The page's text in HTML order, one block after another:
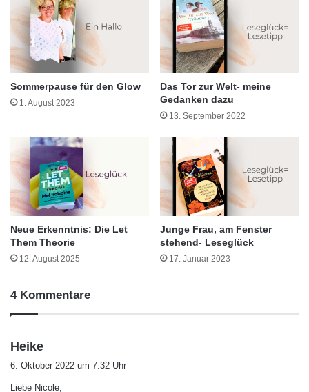
Sommerpause für den Glow
1. August 2023
Das Tor zur Welt- meine
Gedanken dazu
13. September 2022
Neue Erkenntnis: Die Let
Them Theorie
12. August 2025
Junge Frau, am Fenster
stehend- Leseglück
17. Januar 2023
4 Kommentare
Heike
6. Oktober 2022 um 7:32 Uhr
Liebe Nicole,